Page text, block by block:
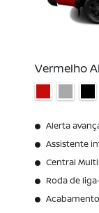
Vermelho
Alerta
Assistente
Central
Roda de liga-